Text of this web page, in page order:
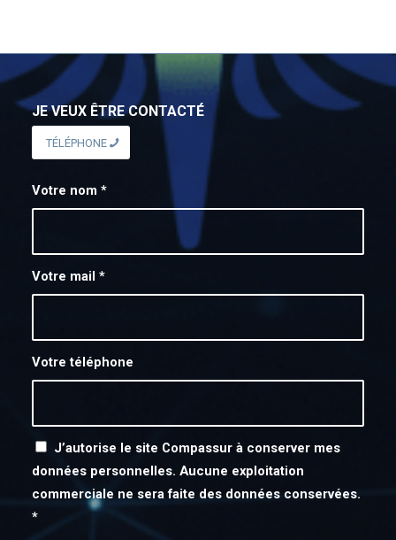
JE VEUX ÊTRE CONTACTÉ
TÉLÉPHONE
Votre nom *
Votre mail *
Votre téléphone
J’autorise le site Compassur à conserver mes
données personnelles. Aucune exploitation
commerciale ne sera faite des données conservées.
*